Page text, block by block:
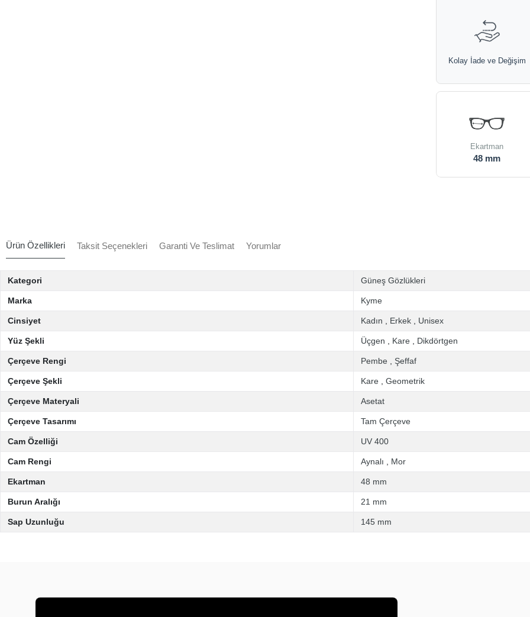
Kolay İade ve Değişim
Ekartman
48 mm
Ürün Özellikleri Taksit Seçenekleri Garanti Ve Teslimat Yorumlar
Kategori Güneş Gözlükleri
Marka Kyme
Cinsiyet Kadın Erkek Unisex
Yüz Şekli Üçgen Kare Dikdörtgen
Çerçeve Rengi Pembe Şeffaf
Çerçeve Şekli Kare Geometrik
Çerçeve Materyali Asetat
Çerçeve Tasarımı Tam Çerçeve
Cam Özelliği UV 400
Cam Rengi Aynalı Mor
Ekartman 48 mm
Burun Aralığı 21 mm
Sap Uzunluğu 145 mm